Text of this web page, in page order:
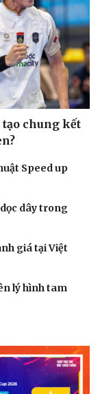
chung kết
Speed up
dây trong
giá tại Việt
lý hình tam